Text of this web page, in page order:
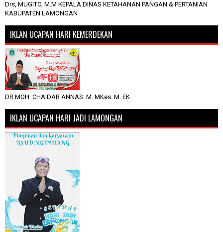
Drs, MUGITO, M.M KEPALA DINAS KETAHANAN PANGAN & PERTANIAN
KABUPATEN LAMONGAN
IKLAN UCAPAN HARI KEMERDEKAN
DR MOH. CHAIDAR ANNAS. M. MKes. M. EK
IKLAN UCAPAN HARI JADI LAMONGAN